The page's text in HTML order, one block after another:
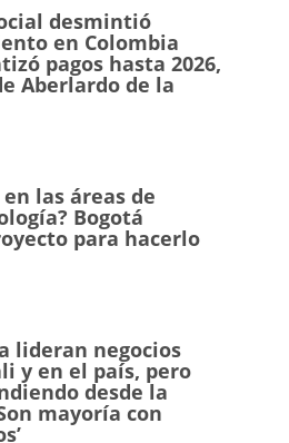
desmintió
en Colombia
pagos hasta 2026,
Aberlardo de la
las áreas de
Bogotá
para hacerlo
lideran negocios
y en el país, pero
desde la
mayoría con